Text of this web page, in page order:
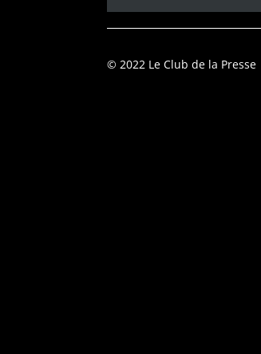
© 2022 Le Club de la Presse